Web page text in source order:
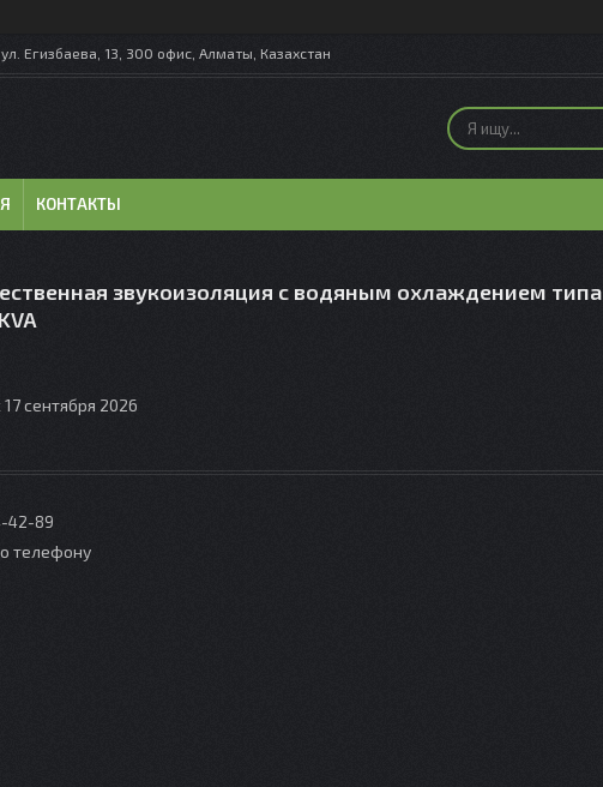
ул. Егизбаева, 13, 300 офис, Алматы, Казахстан
КОНТАКТЫ
звукоизоляция с водяным охлаждением типа
сентября 2026
42-89
телефону